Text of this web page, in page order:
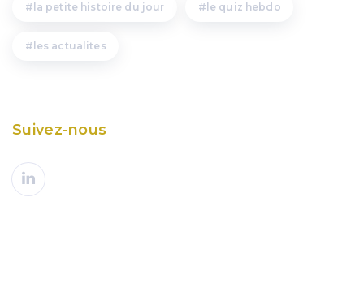
la petite histoire du jour le quiz hebdo
les actualites
Suivez-nous